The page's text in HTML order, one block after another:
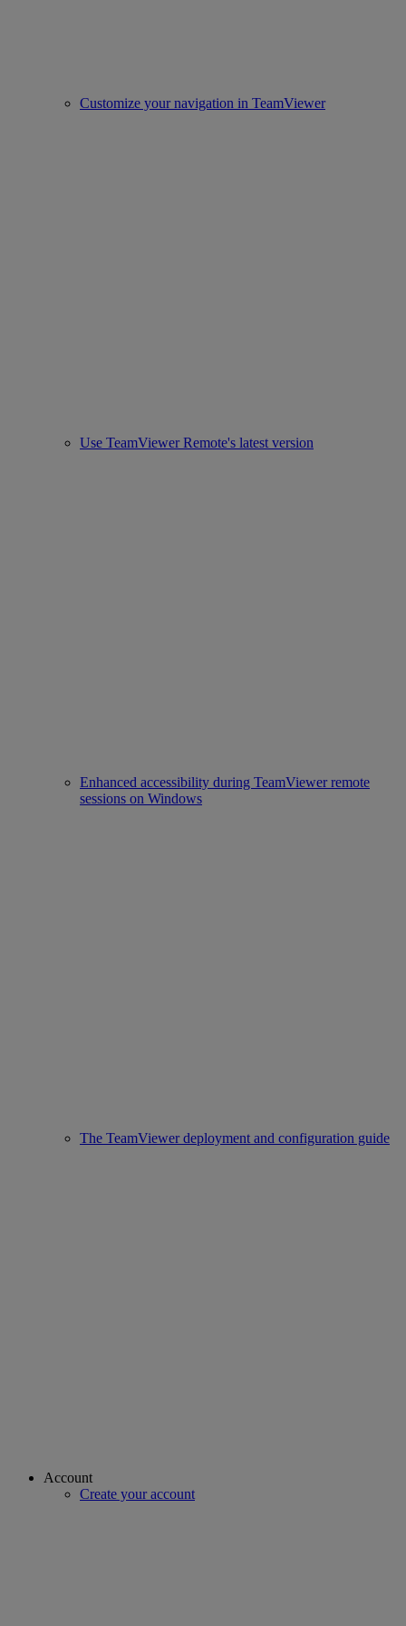
Customize your navigation in TeamViewer
Use TeamViewer Remote's latest version
Enhanced accessibility during TeamViewer remote
sessions on Windows
The TeamViewer deployment and configuration guide
Account
Create your account